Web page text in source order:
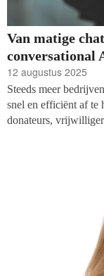
Van matige
conversational
12 augustus 2025
Steeds meer
snel en efficiënt af te
donateurs,
publieke opinie is
de mogelijkheden